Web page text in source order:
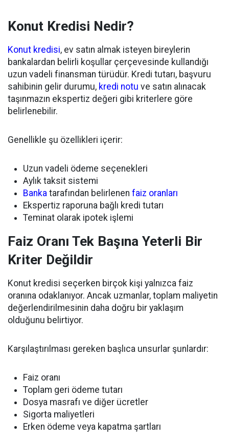
Konut Kredisi Nedir?
Konut kredisi, ev satın almak isteyen bireylerin
bankalardan belirli koşullar çerçevesinde kullandığı
uzun vadeli finansman türüdür. Kredi tutarı, başvuru
sahibinin gelir durumu, kredi notu ve satın alınacak
taşınmazın ekspertiz değeri gibi kriterlere göre
belirlenebilir.
Genellikle şu özellikleri içerir:
Uzun vadeli ödeme seçenekleri
Aylık taksit sistemi
Banka tarafından belirlenen faiz oranları
Ekspertiz raporuna bağlı kredi tutarı
Teminat olarak ipotek işlemi
Faiz Oranı Tek Başına Yeterli Bir
Kriter Değildir
Konut kredisi seçerken birçok kişi yalnızca faiz
oranına odaklanıyor. Ancak uzmanlar, toplam maliyetin
değerlendirilmesinin daha doğru bir yaklaşım
olduğunu belirtiyor.
Karşılaştırılması gereken başlıca unsurlar şunlardır:
Faiz oranı
Toplam geri ödeme tutarı
Dosya masrafı ve diğer ücretler
Sigorta maliyetleri
Erken ödeme veya kapatma şartları